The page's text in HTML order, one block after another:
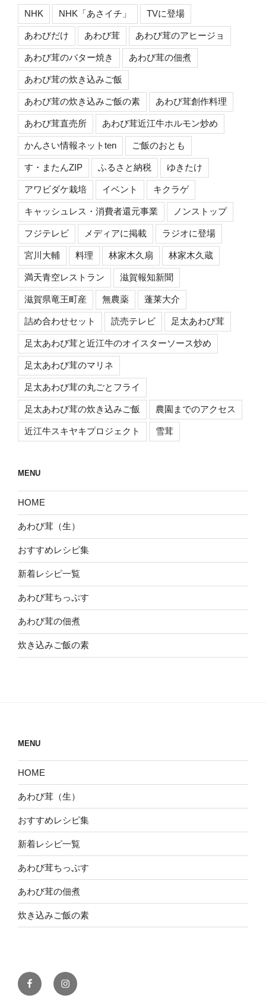
NHK NHK「あさイチ」 TVに登場
あわびだけ あわび茸 あわび茸のアヒージョ
あわび茸のバター焼き あわび茸の佃煮
あわび茸の炊き込みご飯
あわび茸の炊き込みご飯の素 あわび茸創作料理
あわび茸直売所 あわび茸近江牛ホルモン炒め
かんさい情報ネットten ご飯のおとも
す・またんZIP ふるさと納税 ゆきたけ
アワビダケ栽培 イベント キクラゲ
キャッシュレス・消費者還元事業 ノンストップ
フジテレビ メディアに掲載 ラジオに登場
宮川大輔 料理 林家木久扇 林家木久蔵
満天青空レストラン 滋賀報知新聞
滋賀県竜王町産 無農薬 蓬莱大介
詰め合わせセット 読売テレビ 足太あわび茸
足太あわび茸と近江牛のオイスターソース炒め
足太あわび茸のマリネ
足太あわび茸の丸ごとフライ
足太あわび茸の炊き込みご飯 農園までのアクセス
近江牛スキヤキプロジェクト 雪茸
MENU
HOME
あわび茸（生）
おすすめレシピ集
新着レシピ一覧
あわび茸ちっぷす
あわび茸の佃煮
炊き込みご飯の素
MENU
HOME
あわび茸（生）
おすすめレシピ集
新着レシピ一覧
あわび茸ちっぷす
あわび茸の佃煮
炊き込みご飯の素
FacebookInstagram